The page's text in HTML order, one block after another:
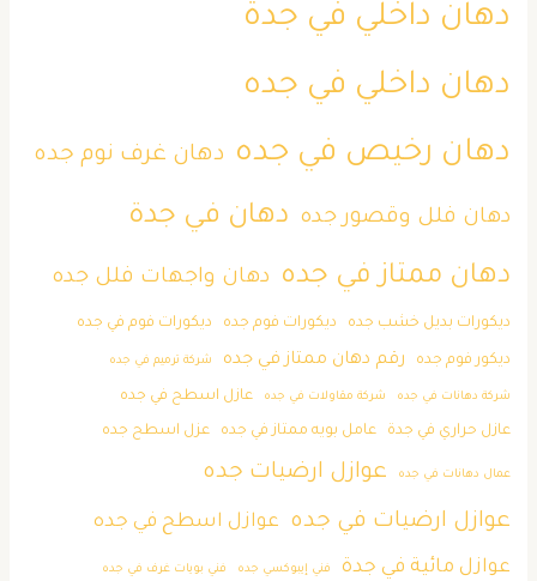
دهان داخلي في جدة
دهان داخلي في جده
دهان رخيص في جده دهان غرف نوم جده
دهان فلل وقصور جده دهان في جدة
دهان ممتاز في جده دهان واجهات فلل جده
ديكورات بديل خشب جده ديكورات فوم جده ديكورات فوم في جده
ديكور فوم جده رقم دهان ممتاز في جده شركة ترميم في جده
شركة دهانات في جده شركة مقاولات في جده عازل اسطح في جده
عازل حراري في جدة عامل بويه ممتاز في جده عزل اسطح جده
عمال دهانات في جده عوازل ارضيات جده
عوازل ارضيات في جده عوازل اسطح في جده
عوازل مائية في جدة فني إيبوكسي جده فني بويات غرف في جده